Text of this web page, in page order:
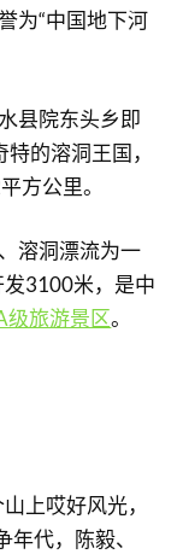
为“中国地下河
县院东头乡即
的溶洞王国，
方公里。
溶洞漂流为一
3100米，是中
级旅游景区。
上哎好风光，
代，陈毅、